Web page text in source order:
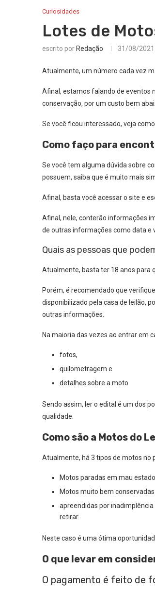
Curiosidades
Lotes de
escrito por Redação 31/08/2021
Atualmente, um número cada vez
Afinal, estamos falando de eventos
conservação, por um custo bem
Se você ficou interessado, veja
Como faço para
Se você tem alguma dúvida sobre
possuem, saiba que é muito mais
Afinal, basta você acessar o site e
Afinal, nele, conterão informações
de outras informações como data e
Quais as pessoas que
Atualmente, basta ter 18 anos para
Porém, é recomendado que
disponibilizado pela casa de leilão,
outras informações.
Na maioria das vezes ao entrar em
fotos,
quilometragem e
detalhes sobre a moto
Sendo assim, ler o edital é um dos
qualidade.
Como são a Motos do
Atualmente, há 3 tipos de motos no
Motos paradas em mau
Motos muito bem
apreendidas por
retirar.
Neste caso é uma ótima
O que levar em
O pagamento é feito de